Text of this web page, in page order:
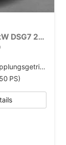
Essence 1.5 eTSI mHEV 150PS/110kW DSG7 2026
Doppelkupplungsgetriebe (DSG)
PS)